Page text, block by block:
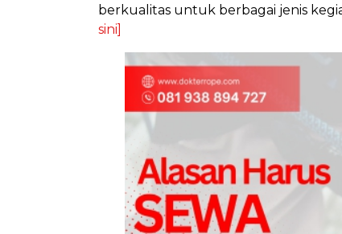
berkualitas untuk berbagai jenis
sini]